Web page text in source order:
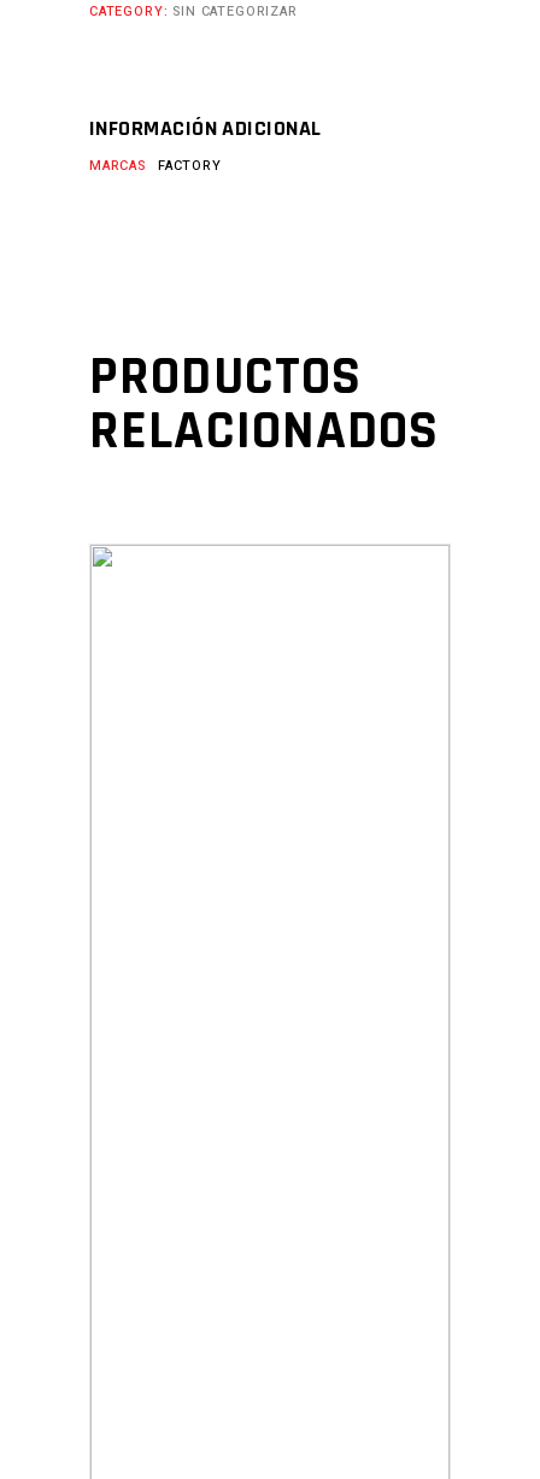
CATEGORY: SIN CATEGORIZAR
INFORMACIÓN ADICIONAL
MARCAS FACTORY
PRODUCTOS
RELACIONADOS